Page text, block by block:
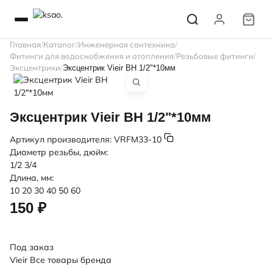
Главная Каталог Инженерная сантехника
Фитинги для водоснобжения и отопления Резьбовые фитинги
Эксцентрики Эксцентрик Vieir ВН 1/2"*10мм
Эксцентрик Vieir ВН 1/2"*10мм
Артикул производителя: VRFM33-10
Диаметр резьбы, дюйм:
1/2 3/4
Длина, мм:
10 20 30 40 50 60
150 ₽
Под заказ
Vieir Все товары бренда